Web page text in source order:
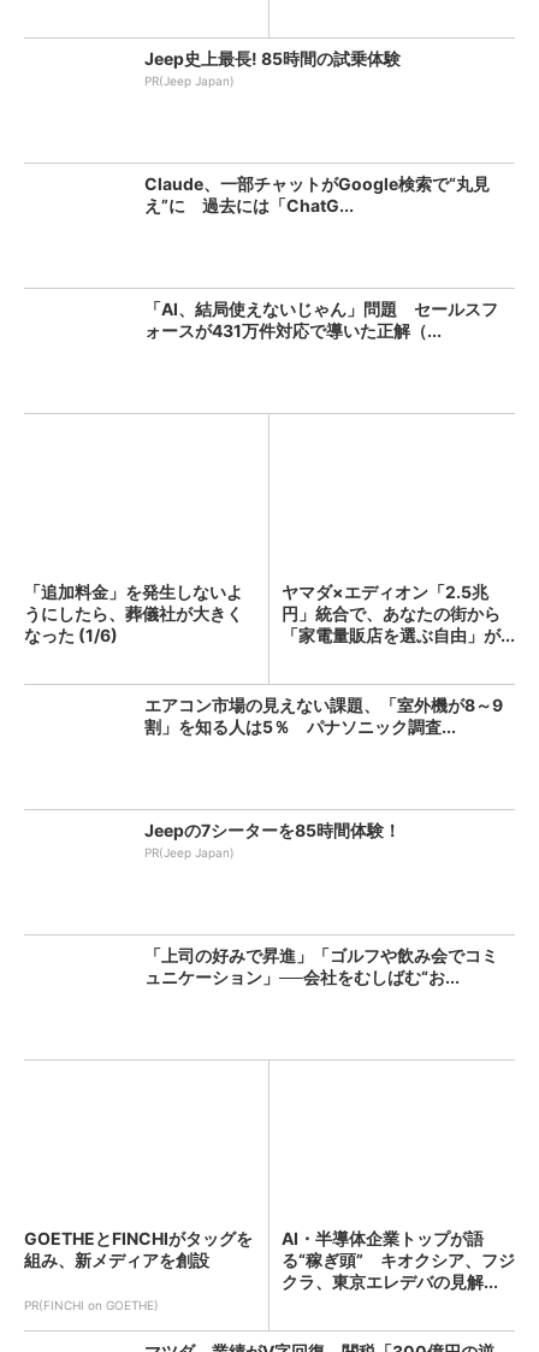
Jeep史上最長! 85時間の試乗体験
PR(Jeep Japan)
Claude、一部チャットがGoogle検索で“丸見
え”に 過去には「ChatG...
「AI、結局使えないじゃん」問題 セールスフ
ォースが431万件対応で導いた正解（...
「追加料金」を発生しないよ
うにしたら、葬儀社が大きく
なった (1/6)
ヤマダ×エディオン「2.5兆
円」統合で、あなたの街から
「家電量販店を選ぶ自由」が...
エアコン市場の見えない課題、「室外機が8～9
割」を知る人は5％ パナソニック調査...
Jeepの7シーターを85時間体験！
PR(Jeep Japan)
「上司の好みで昇進」「ゴルフや飲み会でコミ
ュニケーション」──会社をむしばむ“お...
GOETHEとFINCHIがタッグを
組み、新メディアを創設
PR(FINCHI on GOETHE)
AI・半導体企業トップが語
る“稼ぎ頭” キオクシア、フジ
クラ、東京エレデバの見解...